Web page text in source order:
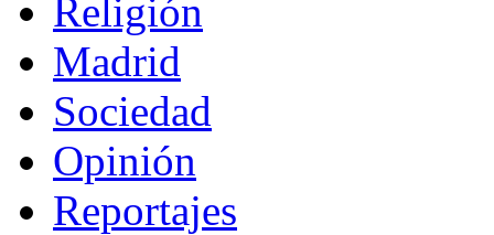
Religión
Madrid
Sociedad
Opinión
Reportajes